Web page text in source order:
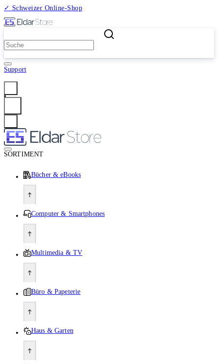
✓ Schweizer Online-Shop
Support
SORTIMENT
Bücher & eBooks
Computer & Smartphones
Multimedia & TV
Büro & Papeterie
Haus & Garten